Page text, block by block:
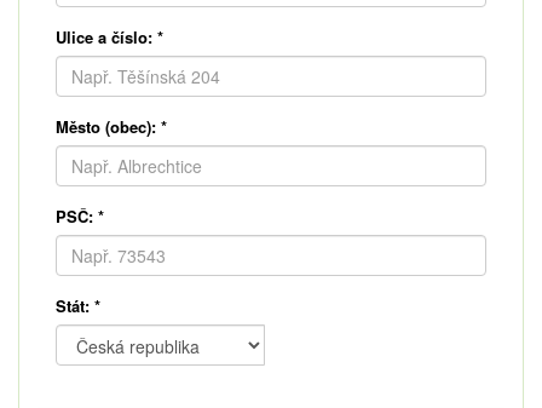
Ulice a číslo: *
Město (obec): *
PSČ: *
Stát: *